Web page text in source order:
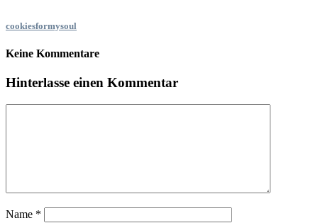
cookiesformysoul
Keine Kommentare
Hinterlasse einen Kommentar
Name *